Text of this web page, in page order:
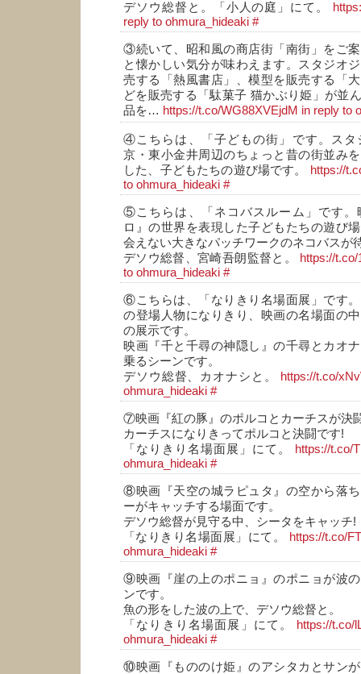
デソウ総督と。「小人の庭」にて。
reply to ohmura_hideaki #
③続いて、昭和風の商店街「南街」をご
と懐かしい気分が味わえます。スタジオ
売する「熱風書店」、模型を販売する「
どを販売する「駄菓子 猫かぶり姫」が並
品を… https://t.co/WG88XVEjdM in reply to
④こちらは、「子どもの街」です。スタ
京・東小金井周辺のちょっと昔の街並み
した、子どもたちの遊び場です。
https://
to ohmura_hideaki #
⑤こちらは、「ネコバスルーム」です。
ロ』の世界を表現した子どもたちの遊び
会えない大きなパッチワークのネコバスが
デソウ総督、宮崎吾朗監督と。
https://
to ohmura_hideaki #
⑥こちらは、「なりきり名場面展」です
の登場人物になりきり、映画の名場面の
の展示です。
映画『千と千尋の神隠し』の千尋とカオ
乗るシーンです。
デソウ総督、カオナシと。
https://t.co/
ohmura_hideaki #
⑦映画『紅の豚』のポルコとカーチスが決
カーチスになりきってポルコと決闘です!
「なりきり名場面展」にて。
https://t.co/
ohmura_hideaki #
⑧映画『天空の城ラピュタ』の空から落
ーがキャッチする場面です。
デソウ総督が見守る中、シータをキャッチ!
「なりきり名場面展」にて。
https://t.co/
ohmura_hideaki #
⑨映画『崖の上のポニョ』のポニョが波
ンです。
魚の形をした波の上で、デソウ総督と。
「なりきり名場面展」にて。 https://t.co/
ohmura_hideaki #
⑩映画『もののけ姫』のアシタカとサン